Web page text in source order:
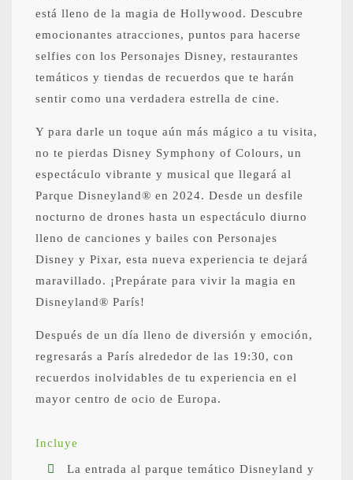
está lleno de la magia de Hollywood. Descubre
emocionantes atracciones, puntos para hacerse
selfies con los Personajes Disney, restaurantes
temáticos y tiendas de recuerdos que te harán
sentir como una verdadera estrella de cine.
Y para darle un toque aún más mágico a tu visita,
no te pierdas Disney Symphony of Colours, un
espectáculo vibrante y musical que llegará al
Parque Disneyland® en 2024. Desde un desfile
nocturno de drones hasta un espectáculo diurno
lleno de canciones y bailes con Personajes
Disney y Pixar, esta nueva experiencia te dejará
maravillado. ¡Prepárate para vivir la magia en
Disneyland® París!
Después de un día lleno de diversión y emoción,
regresarás a París alrededor de las 19:30, con
recuerdos inolvidables de tu experiencia en el
mayor centro de ocio de Europa.
Incluye
La entrada al parque temático Disneyland y